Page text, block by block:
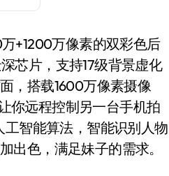
+1200万像素的双彩色后
芯片，支持17级背景虚化
，搭载1600万像素摄像
你远程控制另一台手机拍
智能算法，智能识别人物
出色，满足妹子的需求。